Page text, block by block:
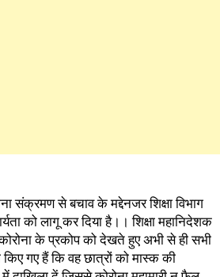
संक्रमण से बचाव के मद्देनजर शिक्षा विभाग
को लागू कर दिया है।। शिक्षा महानिदेशक
कोरोना के प्रकोप को देखते हुए अभी से ही सभी
किए गए हैं कि वह छात्रों को मास्क की